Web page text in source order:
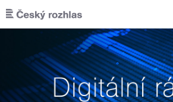
Přejít k hlavnímu obsahu